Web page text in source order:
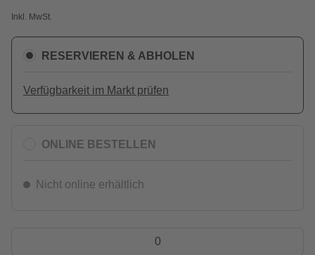
Inkl. MwSt.
RESERVIEREN & ABHOLEN
Verfügbarkeit im Markt prüfen
ONLINE BESTELLEN
Nicht online erhältlich